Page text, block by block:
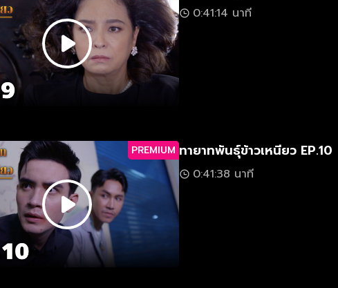
0:41:14 นาที
PREMIUM ทายาทพันธุ์ข้าวเหนียว EP.10
0:41:38 นาที